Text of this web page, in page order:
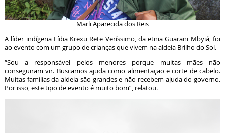
Marli Aparecida dos Reis
A líder indígena Lídia Krexu Rete Veríssimo, da etnia Guarani Mbyiá, foi
ao evento com um grupo de crianças que vivem na aldeia Brilho do Sol.
“Sou a responsável pelos menores porque muitas mães não
conseguiram vir. Buscamos ajuda como alimentação e corte de cabelo.
Muitas famílias da aldeia são grandes e não recebem ajuda do governo.
Por isso, este tipo de evento é muito bom”, relatou.